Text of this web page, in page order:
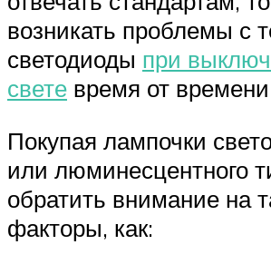
возникать проблемы с
светодиоды при
свете время от
Покупая лампочки
или люминесцентного
обратить внимание на
факторы, как: